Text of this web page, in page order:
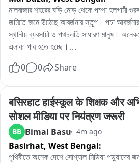
মালবাজার শহরের ঘড়ি মোড় থেকে পম্পা হলগামী
জমিতে জমে উঠেছে আবর্জনার স্তূপ। পচা
স্থানীয় ব্যবসায়ী ও পথচলতি সাধারণ মানুষ।
এলাকা পার হতে হচ্ছে।
ঘড়ি মোড় সংলগ্ন এলাকায় প্রতিদিন বাজার বসে।
দিচ্ছেন। অথচ আবর্জনা রাখার জন্য পুরসভার তরফে
আওতায় একটি ট্রলি রাখা রয়েছে। পুরসভার গাড়িও
করে থাকে।
স্থানীয়দের অভিযোগ, বৃষ্টির সময় আবর্জনা ও জল
ওঠে। স্থানীয় ব্যবসায়ীদের দাবি দুর্গন্ধে ব্যবসা
0 0 Share
बसिरहाट हाईस्कूल के शिक्षक और
सोशल मीडिया पर नियंत्रण जरूरी
BB Bimal Basu 4m ago
Basirhat, West Bengal:
পৃথিবীতে অনেক দেশে সোশ্যাল মিডিয়া পড়ুয়াদের